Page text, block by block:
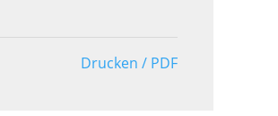
Drucken / PDF